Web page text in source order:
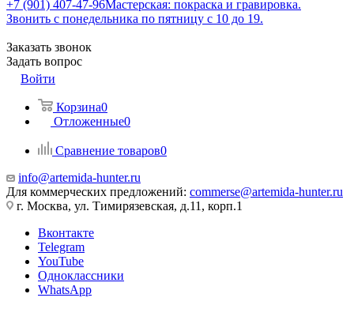
+7 (901) 407-47-96Мастерская: покраска и гравировка.
Звонить с понедельника по пятницу с 10 до 19.
Заказать звонок
Задать вопрос
Войти
Корзина0
Отложенные0
Сравнение товаров0
info@artemida-hunter.ru
Для коммерческих предложений: commerse@artemida-hunter.ru
г. Москва, ул. Тимирязевская, д.11, корп.1
Вконтакте
Telegram
YouTube
Одноклассники
WhatsApp